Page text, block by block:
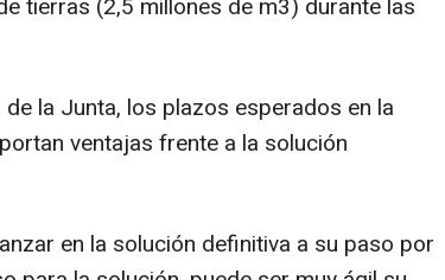
tierras (2,5 millones de m3) durante las
la Junta, los plazos esperados en la
ventajas frente a la solución
en la solución definitiva a su paso por